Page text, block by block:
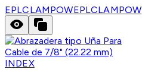
EPLCLAMPOWEPLCLAMPOW
INDEX